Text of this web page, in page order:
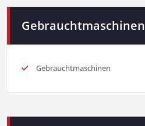
Gebrauchtmaschinen
Gebrauchtmaschinen